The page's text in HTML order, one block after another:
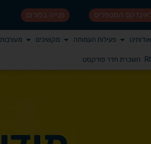
המטפלים פנייה בפורום
אודותינו פעילות העמותה מקשיבים
השכרת חדר פודקסט